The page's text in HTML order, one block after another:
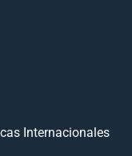
Internacionales